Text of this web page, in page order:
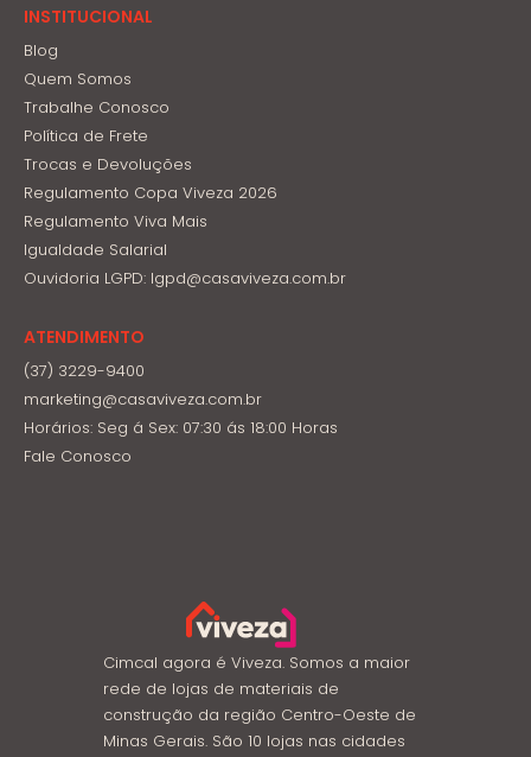
INSTITUCIONAL
Blog
Quem Somos
Trabalhe Conosco
Política de Frete
Trocas e Devoluções
Regulamento Copa Viveza 2026
Regulamento Viva Mais
Igualdade Salarial
Ouvidoria LGPD: lgpd@casaviveza.com.br
ATENDIMENTO
(37) 3229-9400
marketing@casaviveza.com.br
Horários: Seg á Sex: 07:30 ás 18:00 Horas
Fale Conosco
Cimcal agora é Viveza. Somos a maior
rede de lojas de materiais de
construção da região Centro-Oeste de
Minas Gerais. São 10 lojas nas cidades